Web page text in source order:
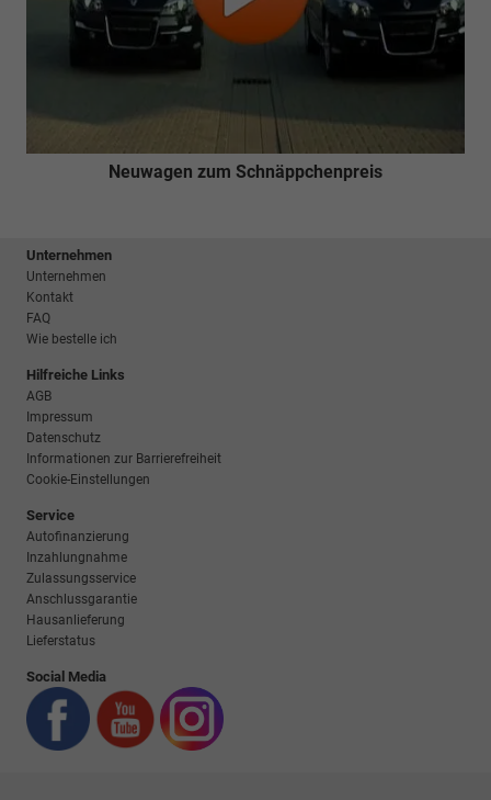
Neuwagen zum Schnäppchenpreis
Unternehmen
Unternehmen
Kontakt
FAQ
Wie bestelle ich
Hilfreiche Links
AGB
Impressum
Datenschutz
Informationen zur Barrierefreiheit
Cookie-Einstellungen
Service
Autofinanzierung
Inzahlungnahme
Zulassungsservice
Anschlussgarantie
Hausanlieferung
Lieferstatus
Social Media